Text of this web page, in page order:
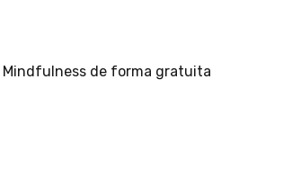
Mindfulness de forma gratuita